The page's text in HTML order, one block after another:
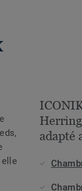
elle
adapté